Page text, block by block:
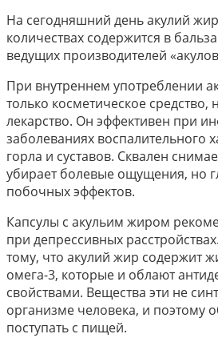
На сегодняшний день акулий
количествах содержится в
ведущих производителей
При внутреннем употреблении
только косметическое средство,
лекарство. Он эффективен при
заболеваниях воспалительного
горла и суставов. Сквален
убирает болевые ощущения, но
побочных эффектов.
Капсулы с акульим жиром
при депрессивных
тому, что акулий жир содержит
омега-3, которые и облают
свойствами. Вещества эти не
организме человека, и поэтому
поступать с пищей.